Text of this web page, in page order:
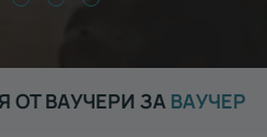
ОТ ВАУЧЕРИ ЗА ВАУЧЕР